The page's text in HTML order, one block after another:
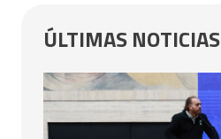
ÚLTIMAS NOTICIAS